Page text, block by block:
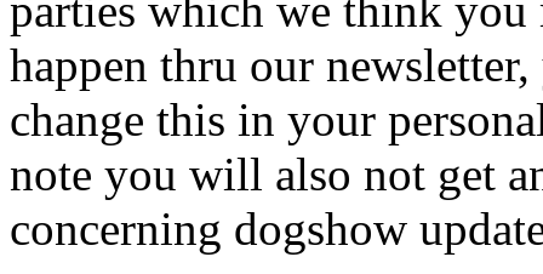
happen thru our
change this in your
note you will also not get
concerning dogshow